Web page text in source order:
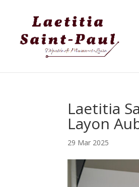
Laetitia
Layon
29 Mar 2025